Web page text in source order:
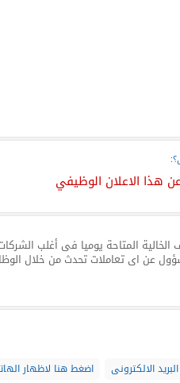
هذا الاعلان الوظيفي
المتاحة يوميا فى أغلب
عن اى تعاملات تحدث من خلال
الالكترونى اضغط هنا لاظهار